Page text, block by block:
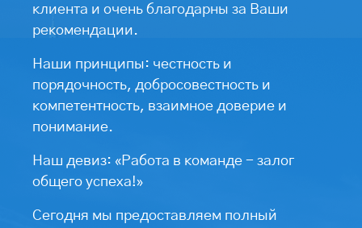
клиента и очень благодарны за Ваши
рекомендации.
Наши принципы: честность и
порядочность, добросовестность и
компетентность, взаимное доверие и
понимание.
Наш девиз: «Работа в команде - залог
общего успеха!»
Сегодня мы предоставляем полный